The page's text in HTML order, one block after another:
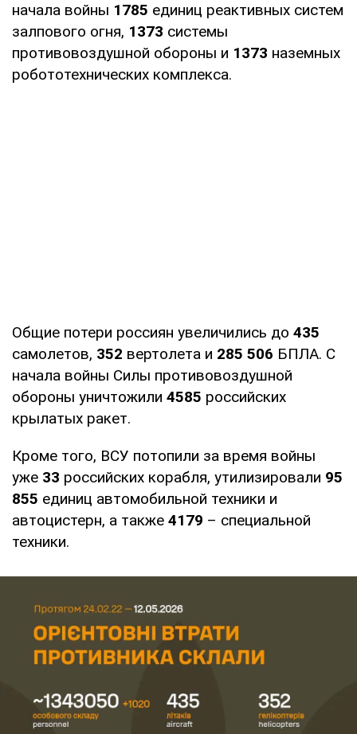
начала войны 1785 единиц реактивных систем
залпового огня, 1373 системы
противовоздушной обороны и 1373 наземных
робототехнических комплекса.
Общие потери россиян увеличились до 435
самолетов, 352 вертолета и 285 506 БПЛА. С
начала войны Силы противовоздушной
обороны уничтожили 4585 российских
крылатых ракет.
Кроме того, ВСУ потопили за время войны
уже 33 российских корабля, утилизировали 95
855 единиц автомобильной техники и
автоцистерн, а также 4179 – специальной
техники.